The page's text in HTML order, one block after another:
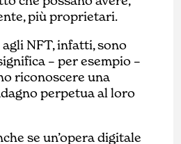
più proprietari.
NFT, infatti, sono
– per esempio –
riconoscere una
perpetua al loro
se un’opera digitale